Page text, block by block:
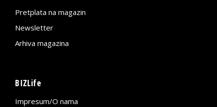
Pretplata na magazin
Newsletter
Arhiva magazina
BIZLife
Impresum/O nama